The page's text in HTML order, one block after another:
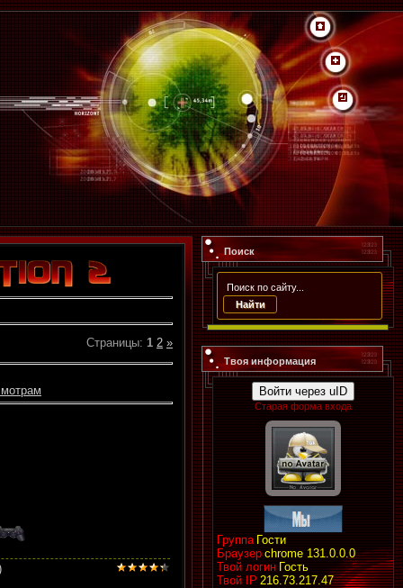
Страницы: 1 2 »
Поиск
Твоя информация
Войти через uID
Старая форма входа
Группа Гости
Браузер chrome 131.0.0.0
Твой логин Гость
Твой IP 216.73.217.47